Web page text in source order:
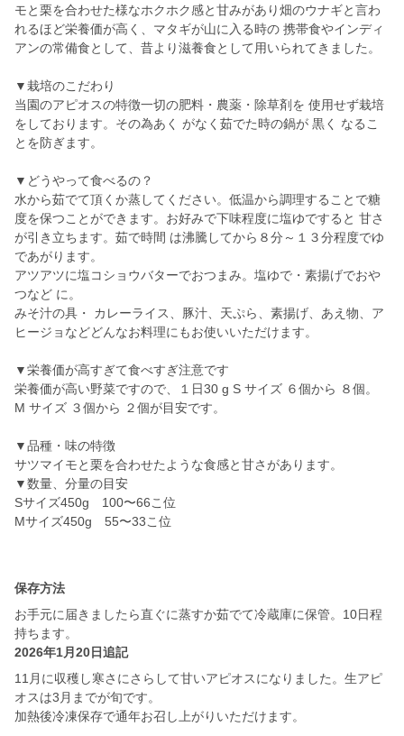
モと栗を合わせた様なホクホク感と甘みがあり畑のウナギと言わ
れるほど栄養価が高く、マタギが山に入る時の 携帯食やインディ
アンの常備食として、昔より滋養食として用いられてきました。
▼栽培のこだわり
当園のアピオスの特徴一切の肥料・農薬・除草剤を 使用せず栽培
をしております。その為あく がなく茹でた時の鍋が 黒く なるこ
とを防ぎます。
▼どうやって食べるの？
水から茹でて頂くか蒸してください。低温から調理することで糖
度を保つことができます。お好みで下味程度に塩ゆですると 甘さ
が引き立ちます。茹で時間 は沸騰してから８分～１３分程度でゆ
であがります。
アツアツに塩コショウバターでおつまみ。塩ゆで・素揚げでおや
つなど に。
みそ汁の具・ カレーライス、豚汁、天ぷら、素揚げ、あえ物、ア
ヒージョなどどんなお料理にもお使いいただけます。
▼栄養価が高すぎて食べすぎ注意です
栄養価が高い野菜ですので、１日30 g S サイズ ６個から ８個。
M サイズ ３個から ２個が目安です。
▼品種・味の特徴
サツマイモと栗を合わせたような食感と甘さがあります。
▼数量、分量の目安
Sサイズ450g 100〜66こ位
Мサイズ450g 55〜33こ位
保存方法
お手元に届きましたら直ぐに蒸すか茹でて冷蔵庫に保管。10日程
2026年1月20日追記
11月に収穫し寒さにさらして甘いアピオスになりました。生アピ
オスは3月までが旬です。
加熱後冷凍保存で通年お召し上がりいただけます。